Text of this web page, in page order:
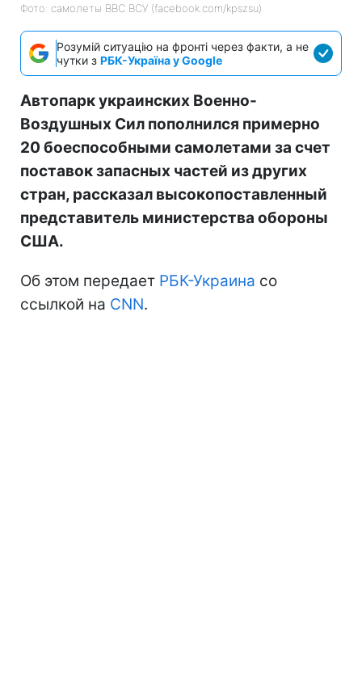
Фото: самолеты ВВС ВСУ (facebook.com/kpszsu)
Розумій ситуацію на фронті через факти, а не
чутки з РБК-Україна у Google
Автопарк украинских Военно-
Воздушных Сил пополнился примерно
20 боеспособными самолетами за счет
поставок запасных частей из других
стран, рассказал высокопоставленный
представитель министерства обороны
США.
Об этом передает РБК-Украина со
ссылкой на CNN.